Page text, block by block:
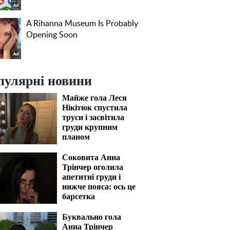
новини
Майже гола Леся
Нікітюк спустила
труси і засвітила
груди крупним
планом
Соковита Анна
Трінчер оголила
апетитні груди і
нижче пояса: ось це
барсетка
Буквально гола
Анна Трінчер